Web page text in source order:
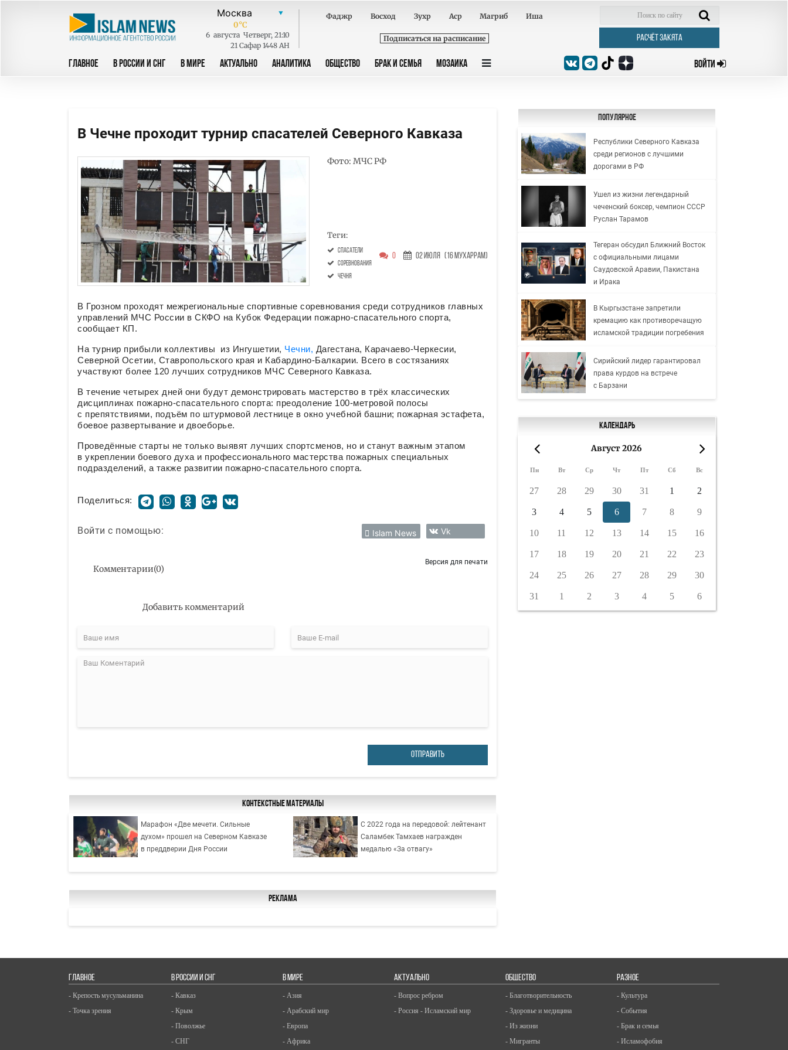
0°C
6 августа Четверг, 21:10
21 Сафар 1448 AH
Фаджр Восход Зухр Аср Магриб Иша
Подписаться на расписание РАСЧЁТ ЗАКЯТА
ГЛАВНОЕ В РОССИИ И СНГ В МИРЕ АКТУАЛЬНО АНАЛИТИКА ОБЩЕСТВО БРАК И СЕМЬЯ МОЗАИКА ВОЙТИ
В Чечне проходит турнир спасателей Северного Кавказа
Фото: МЧС РФ
Теги:
спасатели
соревнования
Чечня
0 02 Июля (16 Мухаррам)
В Грозном проходят межрегиональные спортивные соревнования среди сотрудников главных
управлений МЧС России в СКФО на Кубок Федерации пожарно-спасательного спорта,
сообщает КП.
На турнир прибыли коллективы из Ингушетии, Чечни, Дагестана, Карачаево-Черкесии,
Северной Осетии, Ставропольского края и Кабардино-Балкарии. Всего в состязаниях
участвуют более 120 лучших сотрудников МЧС Северного Кавказа.
В течение четырех дней они будут демонстрировать мастерство в трёх классических
дисциплинах пожарно-спасательного спорта: преодоление 100-метровой полосы
с препятствиями, подъём по штурмовой лестнице в окно учебной башни; пожарная эстафета,
боевое развертывание и двоеборье.
Проведённые старты не только выявят лучших спортсменов, но и станут важным этапом
в укреплении боевого духа и профессионального мастерства пожарных специальных
подразделений, а также развитии пожарно-спасательного спорта.
Поделиться:
Войти с помощью: Islam News Vk
Комментарии(0)
Версия для печати
Добавить комментарий
ОТПРАВИТЬ
Контекстные материалы
Марафон «Две мечети. Сильные
духом» прошел на Северном Кавказе
в преддверии Дня России
С 2022 года на передовой: лейтенант
Саламбек Тамхаев награжден
медалью «За отвагу»
Реклама
Популярное
Республики Северного Кавказа
среди регионов с лучшими
дорогами в РФ
Ушел из жизни легендарный
чеченский боксер, чемпион СССР
Руслан Тарамов
Тегеран обсудил Ближний Восток
с официальными лицами
Саудовской Аравии, Пакистана
и Ирака
В Кыргызстане запретили
кремацию как противоречащую
исламской традиции погребения
Сирийский лидер гарантировал
права курдов на встрече
с Барзани
Календарь
Август 2026
Пн Вт Ср Чт Пт Сб Вс
27 28 29 30 31 1 2
3 4 5 6 7 8 9
10 11 12 13 14 15 16
17 18 19 20 21 22 23
24 25 26 27 28 29 30
31 1 2 3 4 5 6
ГЛАВНОЕ
- Крепость мусульманина
- Точка зрения
В РОССИИ И СНГ
- Кавказ
- Крым
- Поволжье
- СНГ
В МИРЕ
- Азия
- Арабский мир
- Европа
- Африка
АКТУАЛЬНО
- Вопрос ребром
- Россия - Исламский мир
ОБЩЕСТВО
- Благотворительность
- Здоровье и медицина
- Из жизни
- Мигранты
РАЗНОЕ
- Культура
- События
- Брак и семья
- Исламофобия